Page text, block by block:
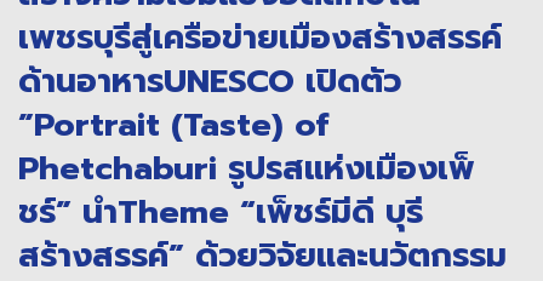
เพชรบุรีสู่เครือข่ายเมืองสร้างสรรค์
ด้านอาหารUNESCO เปิดตัว
”Portrait (Taste) of
Phetchaburi รูปรสแห่งเมืองเพ็
ชร์” นำTheme “เพ็ชร์มีดี บุรี
สร้างสรรค์” ด้วยวิจัยและนวัตกรรม